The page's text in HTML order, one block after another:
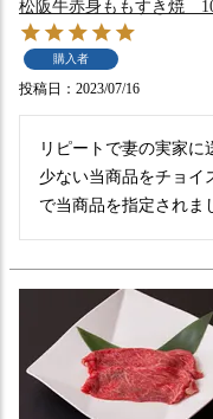
松阪牛赤身ももすき焼
購入者
投稿日 2023/07/16
リピートで妻の実家
少ない当商品をチョイ
で当商品を指定されま